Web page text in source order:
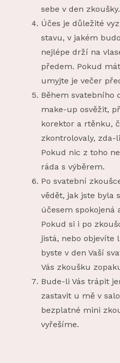
sebe v den zkoušky.
Účes je důležité
stavu, v jakém
nejlépe drží na
předem. Pokud
umyjte je večer
Během svatebního
make-up osvěžit,
korektor a rtěnku,
zkontrolovaly, zda-
Pokud nic z toho
ráda s výběrem.
Po svatební
vědět, jak jste byla
účesem spokojená
Pokud si i po
jistá, nebo objevíte
byste v den Vaší
Vás zkoušku
Bude-li Vás trápit
zastavit u mě v
bezplatné mini
vyřešíme.